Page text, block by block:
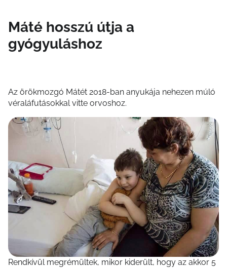
Máté hosszú útja a
gyógyuláshoz
Az örökmozgó Mátét 2018-ban anyukája nehezen múló
véraláfutásokkal vitte orvoshoz.
Rendkívül megrémültek, mikor kiderült, hogy az akkor 5